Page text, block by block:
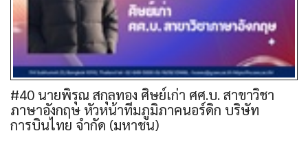
#40 นายพิรุณ สกุลทอง ศิษย์เก่า ศศ.บ. สาขาวิชา
ภาษาอังกฤษ หัวหน้าทีมภูมิภาคนอร์ดิก บริษัท
การบินไทย จํากัด (มหาชน)